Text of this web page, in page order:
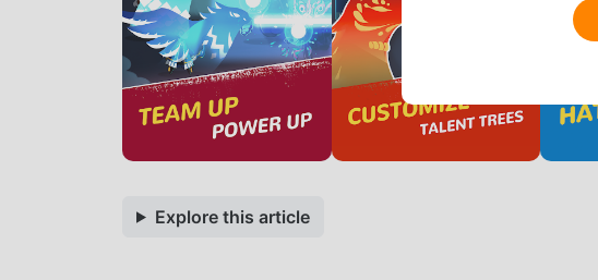
Explore this article